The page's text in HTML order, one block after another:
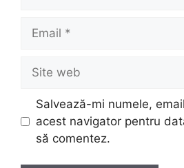
web
Salvează-mi numele,
acest navigator pentru
să comentez.